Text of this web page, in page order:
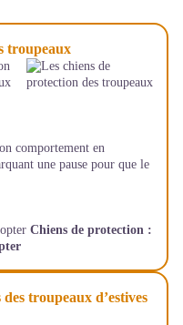
troupeaux
comportement en
une pause pour que le
Chiens de protection :
troupeaux d’estives